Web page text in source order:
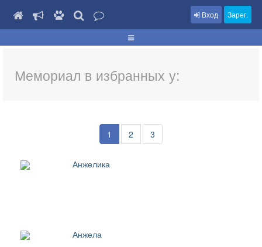
Вход Зарег.
Мемориал в избранных у:
1 2 3
Анжелика
Анжела